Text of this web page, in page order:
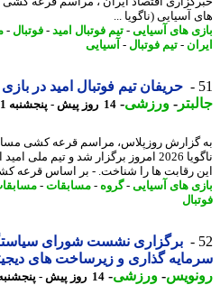
آسیایی (ناگویا ...
های آسیایی-تیم فوتبال امید -فوتبال-
- تیم فوتبال-آسیایی
حریفان تیم فوتبال امید در بازی
-ورزشی-14 روز پیش - پنجشنبه 1 مرداد 1405، 12:12
روزپلاس، مراسم قرعه کشی مسابقات
ناگویا 2026 امروز برگزار شد و تیم ملی
رقابت ها را شناخت. - بر اساس قرعه کشی
های آسیایی-گروه- مسابقات-مسابقات
برگزاری نشست شورای
گذاری و زیرساخت های
-ورزشی-14 روز پیش - پنجشنبه 1 مرداد 1405، 12:08